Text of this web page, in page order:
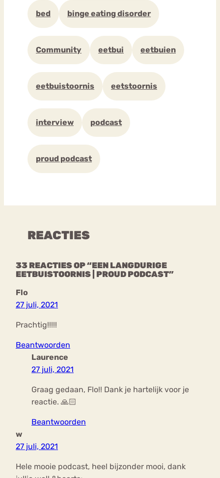
bed binge eating disorder
Community eetbui eetbuien
eetbuistoornis eetstoornis
interview podcast
proud podcast
REACTIES
33 REACTIES OP “EEN LANGDURIGE
EETBUISTOORNIS | PROUD PODCAST”
Flo
27 juli, 2021
Prachtig!!!!!
Beantwoorden
Laurence
27 juli, 2021
Graag gedaan, Flo!! Dank je hartelijk voor je
reactie. 🙏🏻
Beantwoorden
w
27 juli, 2021
Hele mooie podcast, heel bijzonder mooi, dank